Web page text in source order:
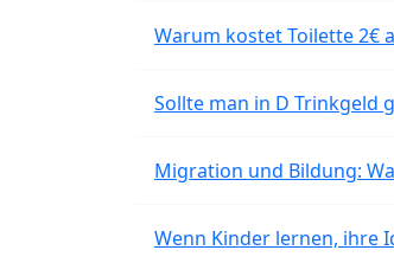
Warum kostet Toilette 2€
Sollte man in D Trinkgeld
Migration und Bildung:
Wenn Kinder lernen, ihre